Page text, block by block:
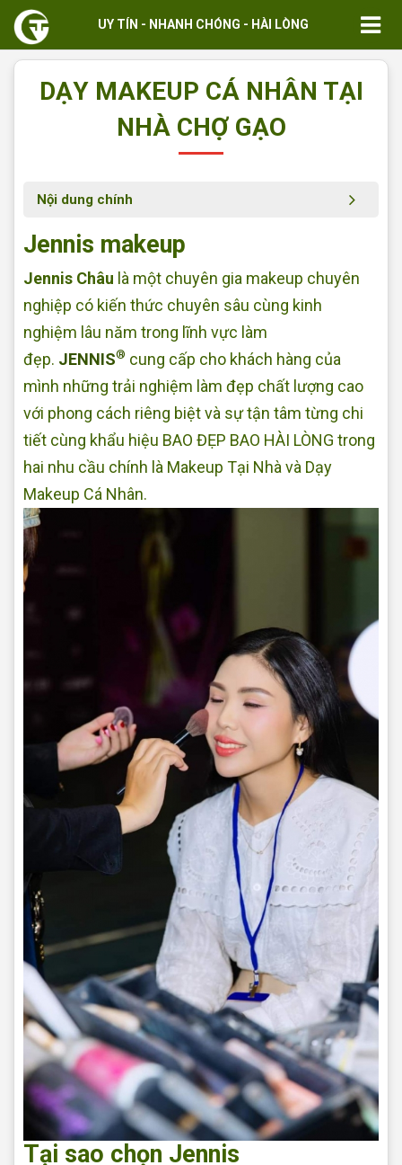
UY TÍN - NHANH CHÓNG - HÀI LÒNG
DẠY MAKEUP CÁ NHÂN TẠI
NHÀ CHỢ GẠO
Nội dung chính
Jennis makeup
Jennis Châu là một chuyên gia makeup chuyên
nghiệp có kiến thức chuyên sâu cùng kinh
nghiệm lâu năm trong lĩnh vực làm
đẹp. JENNIS® cung cấp cho khách hàng của
mình những trải nghiệm làm đẹp chất lượng cao
với phong cách riêng biệt và sự tận tâm từng chi
tiết cùng khẩu hiệu BAO ĐẸP BAO HÀI LÒNG trong
hai nhu cầu chính là Makeup Tại Nhà và Dạy
Makeup Cá Nhân.
Tại sao chọn Jennis